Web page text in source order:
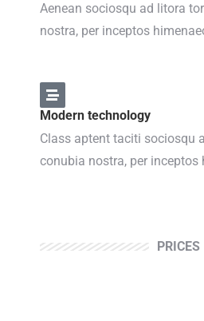
Aenean sociosqu ad litora
nostra, per inceptos
Modern technology
Class aptent taciti sociosqu
conubia nostra, per inceptos
PRICES